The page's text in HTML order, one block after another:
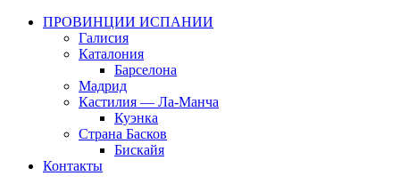
ПРОВИНЦИИ ИСПАНИИ
Галисия
Каталония
Барселона
Мадрид
Кастилия — Ла-Манча
Куэнка
Страна Басков
Бискайя
Контакты